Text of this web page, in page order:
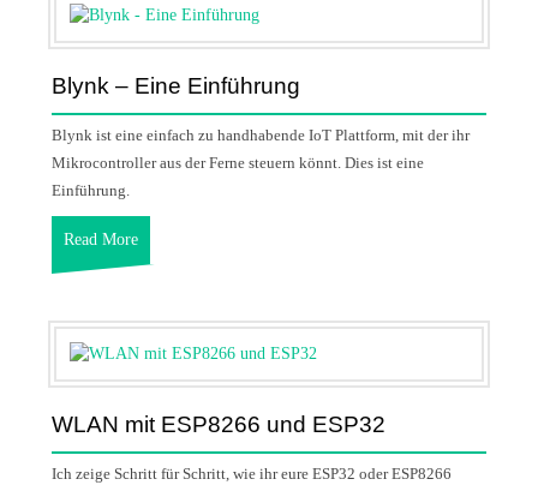
Blynk – Eine Einführung
Blynk ist eine einfach zu handhabende IoT Plattform, mit der ihr
Mikrocontroller aus der Ferne steuern könnt. Dies ist eine
Einführung.
Read More
WLAN mit ESP8266 und ESP32
Ich zeige Schritt für Schritt, wie ihr eure ESP32 oder ESP8266